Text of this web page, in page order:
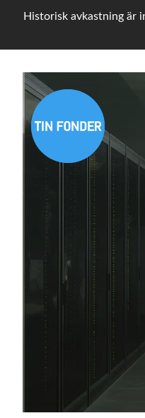
Historisk avkastning är